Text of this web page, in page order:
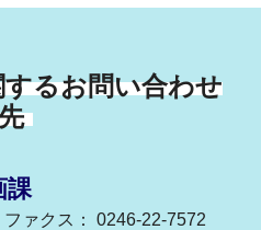
るお問い合わせ
課
ファクス： 0246-22-7572